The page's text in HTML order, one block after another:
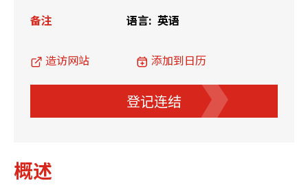
备注
语言: 英语
造访网站 添加到日历
登记连结
概述